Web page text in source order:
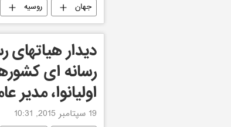
جهان روسیه
دیدار
رسانه ای
اولیانوا، مدیر
19 سپتامبر 2015, 10:31